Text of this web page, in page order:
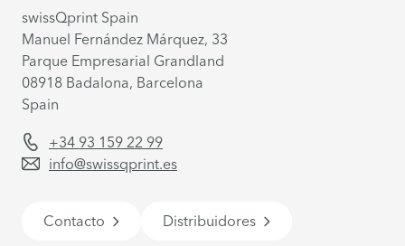
swissQprint Spain
Manuel Fernández Márquez, 33
Parque Empresarial Grandland
08918 Badalona, Barcelona
Spain
+34 93 159 22 99
info@swissqprint.es
Contacto Distribuidores